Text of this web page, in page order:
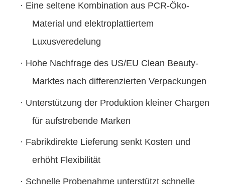
· Eine seltene Kombination aus PCR-Öko-
Material und elektroplattiertem
Luxusveredelung
· Hohe Nachfrage des US/EU Clean Beauty-
Marktes nach differenzierten Verpackungen
· Unterstützung der Produktion kleiner Chargen
für aufstrebende Marken
· Fabrikdirekte Lieferung senkt Kosten und
erhöht Flexibilität
· Schnelle Probenahme unterstützt schnelle